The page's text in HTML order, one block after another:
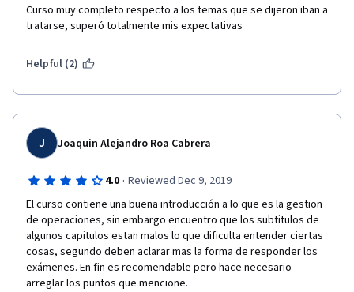
Curso muy completo respecto a los temas que se dijeron iban a
tratarse, superó totalmente mis expectativas
Helpful (2)
J Joaquin Alejandro Roa Cabrera
4.0 · Reviewed Dec 9, 2019
El curso contiene una buena introducción a lo que es la gestion
de operaciones, sin embargo encuentro que los subtitulos de
algunos capitulos estan malos lo que dificulta entender ciertas
cosas, segundo deben aclarar mas la forma de responder los
exámenes. En fin es recomendable pero hace necesario
arreglar los puntos que mencione.